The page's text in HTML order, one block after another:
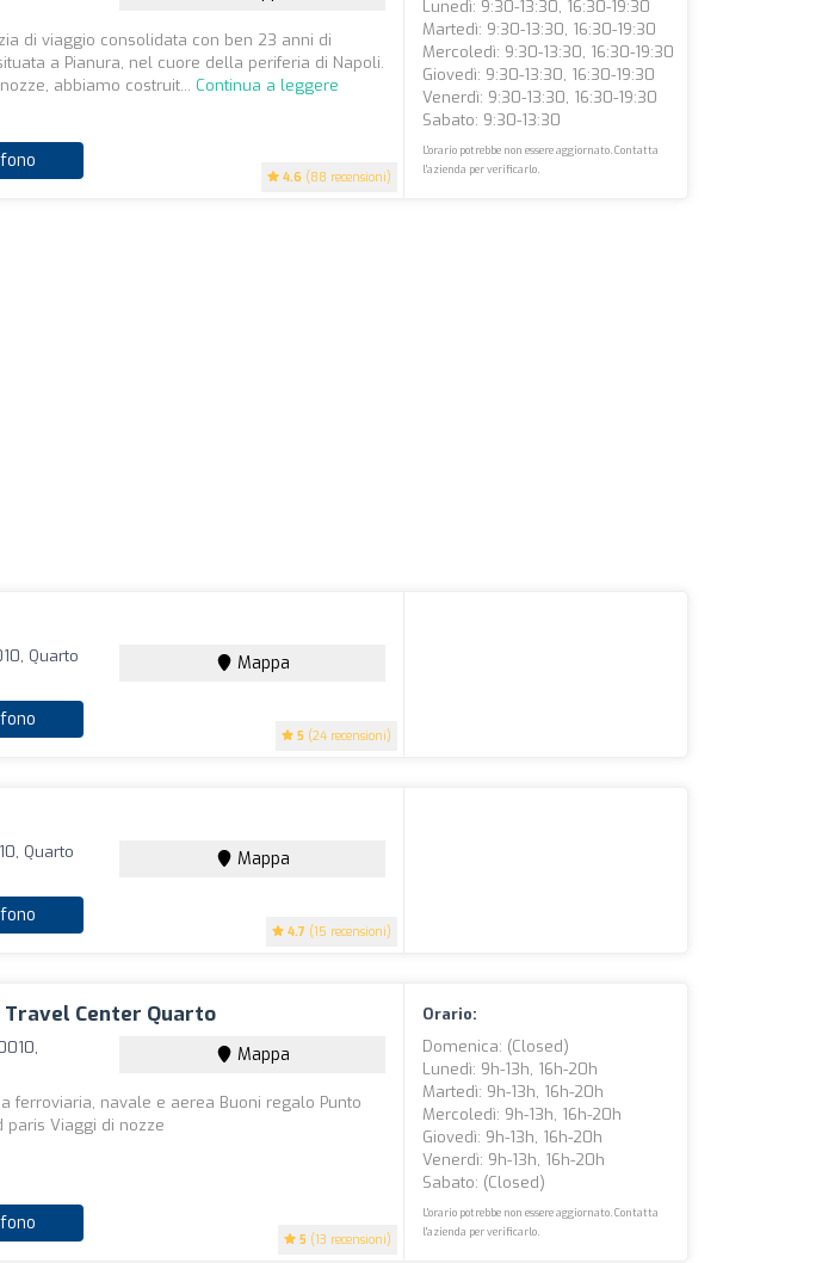
4.6 (88 recensioni)
di viaggio consolidata con ben 23 anni di
a Pianura, nel cuore della periferia di Napoli.
abbiamo costruit... Continua a leggere
Lunedì: 9:30-13:30, 16:30-19:30
Martedì: 9:30-13:30, 16:30-19:30
Mercoledì: 9:30-13:30, 16:30-19:30
Giovedì: 9:30-13:30, 16:30-19:30
Venerdì: 9:30-13:30, 16:30-19:30
Sabato: 9:30-13:30
L'orario potrebbe non essere aggiornato. Contatta
l'azienda per verificarlo.
5 (24 recensioni)
Quarto Mappa
4.7 (15 recensioni)
Quarto Mappa
Travel Center Quarto
5 (13 recensioni)
Mappa
ferroviaria, navale e aerea Buoni regalo Punto
paris Viaggi di nozze
Orario:
Domenica: (closed)
Lunedì: 9h-13h, 16h-20h
Martedì: 9h-13h, 16h-20h
Mercoledì: 9h-13h, 16h-20h
Giovedì: 9h-13h, 16h-20h
Venerdì: 9h-13h, 16h-20h
Sabato: (closed)
L'orario potrebbe non essere aggiornato. Contatta
l'azienda per verificarlo.